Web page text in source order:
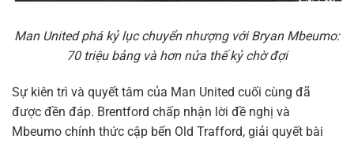
Man United phá kỷ lục chuyển nhượng với Bryan Mbeumo:
70 triệu bảng và hơn nửa thế kỷ chờ đợi
Sự kiên trì và quyết tâm của Man United cuối cùng đã
được đền đáp. Brentford chấp nhận lời đề nghị và
Mbeumo chính thức cập bến Old Trafford, giải quyết bài